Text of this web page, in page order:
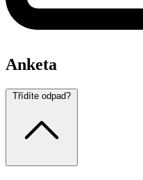
Anketa
Třídíte odpad?